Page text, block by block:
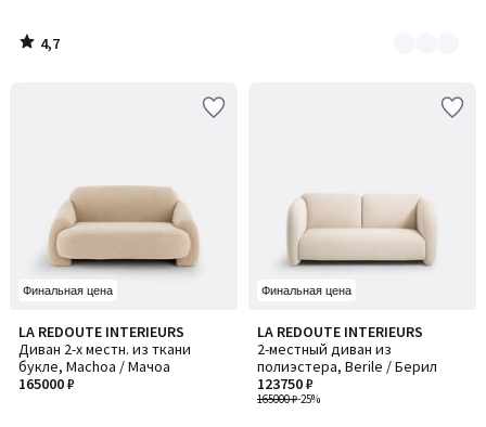
4,7
/
Финальная цена
LA REDOUTE INTERIEURS
Диван 2-х местн. из ткани
букле, Machoa / Мачоа
165000 ₽
5
/
5
Финальная цена
LA REDOUTE INTERIEURS
2-местный диван из
полиэстера, Berile / Берил
165000 ₽-25%
123750 ₽
4
/
5